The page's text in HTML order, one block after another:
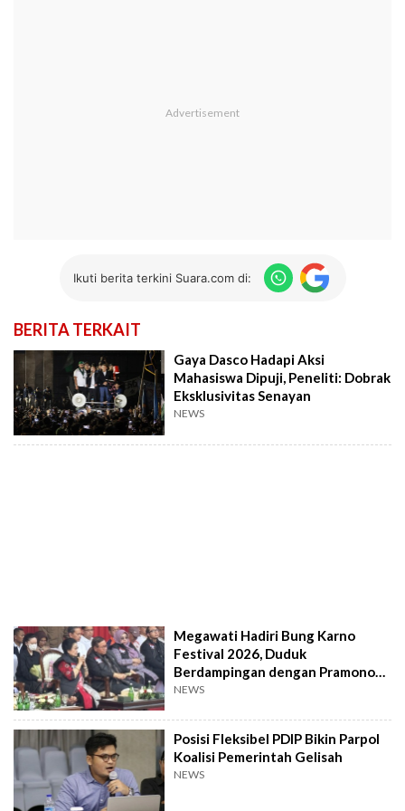
Ikuti berita terkini Suara.com di:
BERITA TERKAIT
Gaya Dasco Hadapi Aksi
Mahasiswa Dipuji, Peneliti: Dobrak
Eksklusivitas Senayan
NEWS
Megawati Hadiri Bung Karno
Festival 2026, Duduk
Berdampingan dengan Pramono
Anung
NEWS
Posisi Fleksibel PDIP Bikin Parpol
Koalisi Pemerintah Gelisah
NEWS